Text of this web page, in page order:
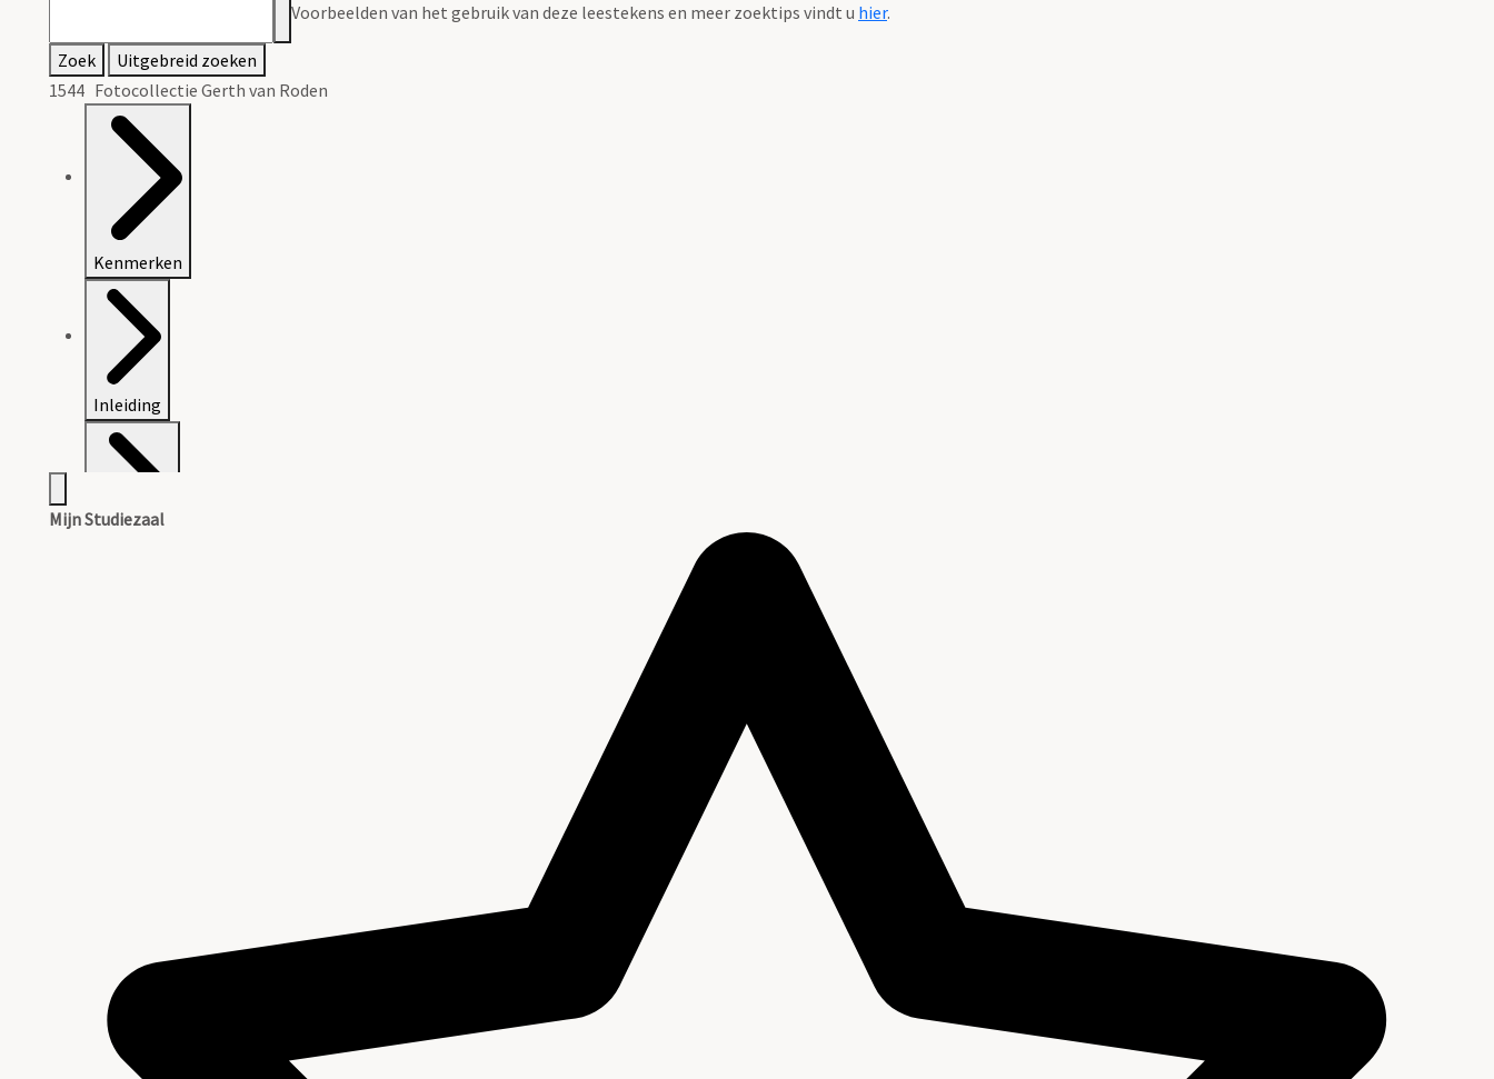
Voorbeelden van het gebruik van deze leestekens en meer zoektips vindt u hier.
Zoek
Uitgebreid zoeken
1544 Fotocollectie Gerth van Roden
Kenmerken
Inleiding
Mijn Studiezaal